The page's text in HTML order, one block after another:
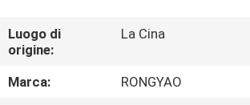
GIRO
DELLA
FABBRICA
Luogo di
origine:
La Cina
Marca:
RONGYAO